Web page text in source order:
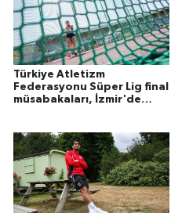
Türkiye Atletizm
Federasyonu Süper Lig final
müsabakaları, İzmir'de